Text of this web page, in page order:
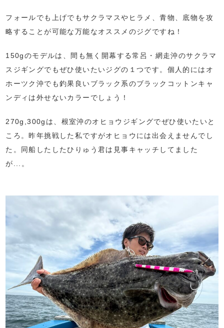
フォールでも上げでもサクラマスやヒラメ、青物、底物を攻
略することが可能な万能なオススメのジグですね！
150gのモデルは、間も無く開幕する常呂・網走沖のサクラマ
スジギングでもぜひ使いたいジグの１つです。個人的にはオ
ホーツク沖でも釣果良いブラック系のブラックコットンキャ
ンディは外せないカラーでしょう！
270g,300gは、根室沖のオヒョウジギングでぜひ使いたいと
ころ。昨年挑戦した私ですがオヒョウには出会えませんでし
た。同船したしたひりゅう君は見事キャッチしてました
が...。